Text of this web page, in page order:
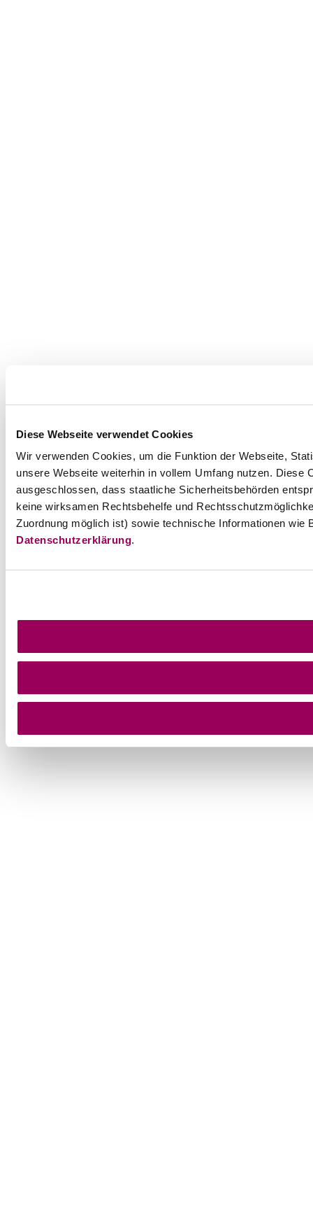
Diese Webseite verwendet Cookies
Wir verwenden Cookies, um die Funktion der Webseite,
unsere Webseite weiterhin in vollem Umfang nutzen.
ausgeschlossen, dass staatliche Sicherheitsbehörden
keine wirksamen Rechtsbehelfe und
Zuordnung möglich ist) sowie technische Informationen
Datenschutzerklärung.